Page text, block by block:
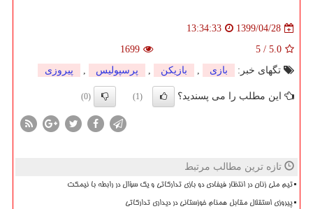
1399/04/28
13:34:33
5.0
/
5
1699
تگهای خبر:
بازی , بازیكن , پرسپولیس , پیروزی
این مطلب را می پسندید؟ (1)
(0)
تازه ترین مطالب مرتبط
تیم ملی زنان در انتظار فیفادی دو بازی تدارکاتی و یک سؤال در رابطه با نیمکت
پیروزی استقلال مقابل همنام خوزستانی در دیداری تدارکاتی